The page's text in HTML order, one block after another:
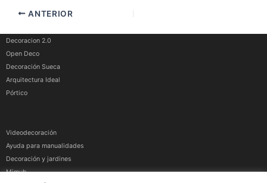
ANTERIOR
Decoracion 2.0
Open Deco
Decoración Sueca
Arquitectura Ideal
Pórtico
Videodecoración
Ayuda para manualidades
Decoración y jardines
Mimub